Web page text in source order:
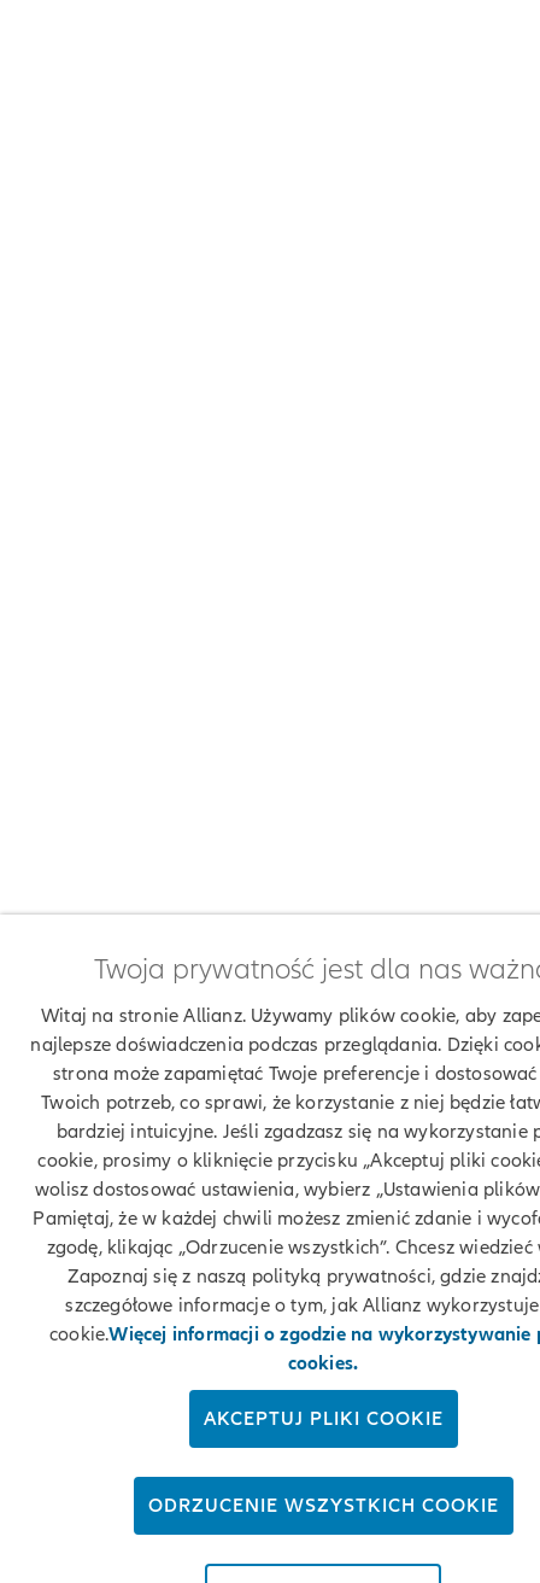
Twoja prywatność jest dla nas
Witaj na stronie Allianz. Używamy plików cookie, aby
najlepsze doświadczenia podczas przeglądania. Dzięki
strona może zapamiętać Twoje preferencje i
Twoich potrzeb, co sprawi, że korzystanie z niej będzie
bardziej intuicyjne. Jeśli zgadzasz się na wykorzystanie
cookie, prosimy o kliknięcie przycisku „Akceptuj pliki
wolisz dostosować ustawienia, wybierz „Ustawienia plików
Pamiętaj, że w każdej chwili możesz zmienić zdanie i
zgodę, klikając „Odrzucenie wszystkich”. Chcesz wiedzieć
Zapoznaj się z naszą polityką prywatności, gdzie
szczegółowe informacje o tym, jak Allianz
cookie.Więcej informacji o zgodzie na
cookies.
AKCEPTUJ PLIKI COOKIE
ODRZUCENIE WSZYSTKICH COOKIE